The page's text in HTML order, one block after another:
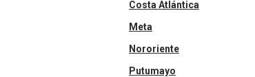
Costa Atlántica
Meta
Nororiente
Putumayo